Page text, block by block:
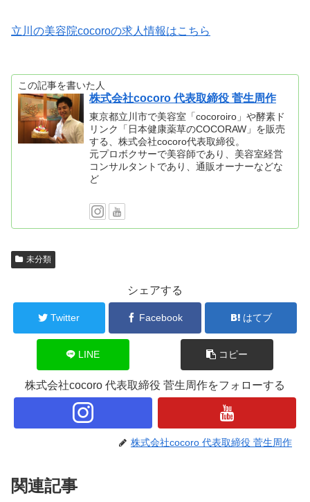
立川の美容院cocoroの求人情報はこちら
この記事を書いた人
株式会社cocoro 代表取締役 菅生周作
東京都立川市で美容室「cocoroiro」や酵素ド
リンク「日本健康薬草のCOCORAW」を販売
する、株式会社cocoro代表取締役。
元プロボクサーで美容師であり、美容室経営
コンサルタントであり、通販オーナーなどな
ど
未分類
シェアする
Twitter Facebook はてブ
LINE コピー
株式会社cocoro 代表取締役 菅生周作をフォローする
株式会社cocoro 代表取締役 菅生周作
関連記事